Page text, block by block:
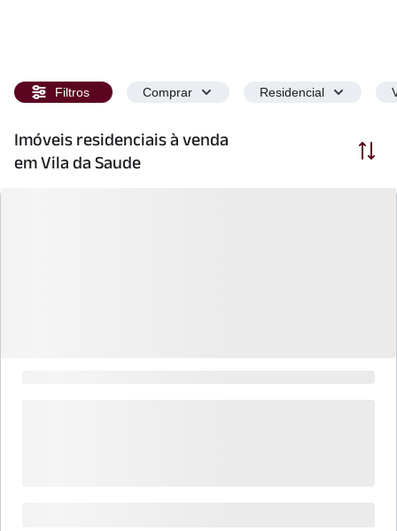
Filtros Comprar Residencial
Imóveis residenciais à venda
em Vila da Saude
Ordenar